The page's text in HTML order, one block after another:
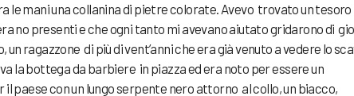
le mani una collanina di pietre colorate. Avevo trovato un tesoro
no presenti e che ogni tanto mi avevano aiutato gridarono di
un ragazzone di più di vent’anni che era già venuto a vedere lo
la bottega da barbiere in piazza ed era noto per essere un
paese con un lungo serpente nero attorno al collo, un biacco,